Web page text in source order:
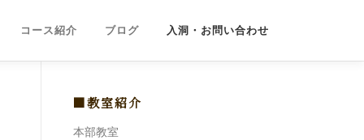
コース紹介 ブログ 入洞・お問い合わせ
■教室紹介
本部教室